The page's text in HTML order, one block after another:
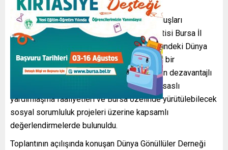
Bursa’da siyasi partiler ile sivil toplum kuruluşları
arasındaki temaslarını sürdürenSaadet Partisi Bursa İl
Başkanlığı
öncülüğündeki Dünya
Gönüllüler Derneği heyetini ağırladı. Samimi bir
atmosferde gerçekleşen ziyarette, toplumun dezavantajlı
kesimlerine yönelik çalışmalar, gönüllülük esaslı
yardımlaşma faaliyetleri ve Bursa özelinde yürütülebilecek
sosyal sorumluluk projeleri üzerine kapsamlı
değerlendirmelerde bulunuldu.
Toplantının açılışında konuşan Dünya Gönüllüler Derneği